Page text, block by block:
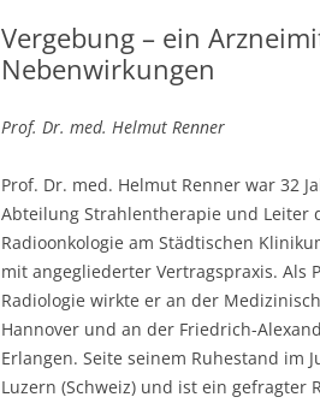
Vergebung – ein
Nebenwirkungen
Prof. Dr. med. Helmut Renner
Prof. Dr. med. Helmut Renner war 32
Abteilung Strahlentherapie und Leiter
Radioonkologie am Städtischen
mit angegliederter Vertragspraxis. Als
Radiologie wirkte er an der
Hannover und an der Friedrich-
Erlangen. Seite seinem Ruhestand im
Luzern (Schweiz) und ist ein gefragter